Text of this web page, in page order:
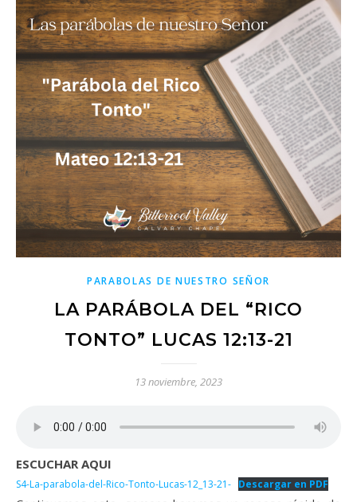
PARABOLAS DE NUESTRO SEÑOR
LA PARÁBOLA DEL “RICO
TONTO” LUCAS 12:13-21
13 noviembre, 2023
ESCUCHAR AQUI
S4-La-parabola-del-Rico-Tonto-Lucas-12_13-21- Descargar en PDF